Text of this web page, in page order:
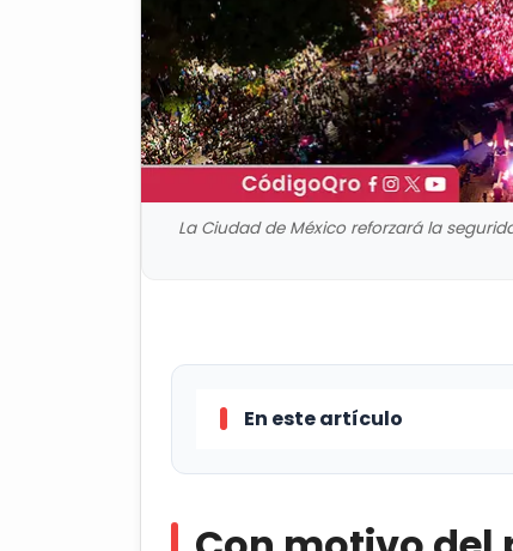
La Ciudad de México reforzará la
En este artículo
mexicana y Paseo de la